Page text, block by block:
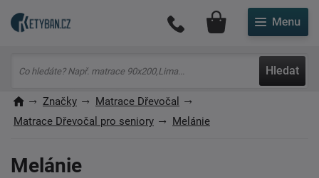
Hledat
Můj účet
Značky
Matrace Dřevočal
Matrace Dřevočal pro seniory
Melánie
Melánie